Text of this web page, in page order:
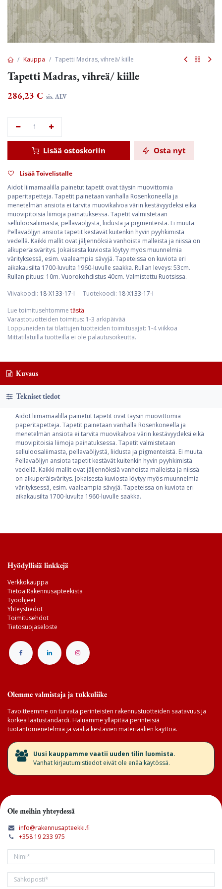
Kauppa Tapetti Madras, vihreä/ kiille
Tapetti Madras, vihreä/ kiille
286,23 € sis. ALV
Lisää ostoskoriin Osta nyt
Lisää Toivelistalle
Aidot liimamaalilla painetut tapetit ovat täysin muovittomia
paperitapetteja. Tapetit painetaan vanhalla Rosenkoneella ja
menetelmän ansiota ei tarvita muovikalvoa värin kestävyydeksi eikä
muovipitoisia liimoja painatuksessa. Tapetit valmistetaan
selluloosaliimasta, pellavaöljystä, liidusta ja pigmenteistä. Ei muuta.
Pellavaöljyn ansiota tapetit kestävät kuitenkin hyvin pyyhkimistä
vedellä. Kaikki mallit ovat jäljennöksiä vanhoista malleista ja niissä on
alkuperäisväritys. Jokaisesta kuviosta löytyy myös muunnelmia
värityksessä, esim. vaaleampia sävyjä. Tapeteissa on kuviota eri
aikakausilta 1700-luvulta 1960-luvulle saakka. Rullan leveys: 53cm.
Rullan pituus: 10m. Vuorokohdistus 40cm. Valmistettu Ruotsissa.
Viivakoodi: 18-X133-17-I Tuotekoodi: 18-X133-17-I
Lue toimitusehtomme tästä
Varastotuotteiden toimitus: 1-3 arkipäivää
Loppuneiden tai tilattujen tuotteiden toimitusajat: 1-4 viikkoa
Mittatilatuilla tuotteilla ei ole palautusoikeutta.
Kuvaus
Tekniset tiedot
Aidot liimamaalilla painetut tapetit ovat täysin muovittomia
paperitapetteja. Tapetit painetaan vanhalla Rosenkoneella ja
menetelmän ansiota ei tarvita muovikalvoa värin kestävyydeksi eikä
muovipitoisia liimoja painatuksessa. Tapetit valmistetaan
selluloosaliimasta, pellavaöljystä, liidusta ja pigmenteistä. Ei muuta.
Pellavaöljyn ansiota tapetit kestävät kuitenkin hyvin pyyhkimistä
vedellä. Kaikki mallit ovat jäljennöksiä vanhoista malleista ja niissä
on alkuperäisväritys. Jokaisesta kuviosta löytyy myös muunnelmia
värityksessä, esim. vaaleampia sävyjä. Tapeteissa on kuviota eri
aikakausilta 1700-luvulta 1960-luvulle saakka.
Hyödyllisiä linkkejä
Verkkokauppa
Tietoa Rakennusapteekista
Työohjeet
Yhteystiedot
Toimitusehdot
Tietosuojaseloste
Olemme valmistaja ja tukkuliike
Tavoitteemme on turvata perinteisten rakennustuotteiden saatavuus ja
korkea laatustandardi. Haluamme ylläpitää perinteisiä
tuotantomenetelmiä ja vaalia kestävien materiaalien käyttöä.
​Uusi kauppamme vaatii uuden tilin luomista.
Vanhat kirjautumistiedot eivät ole enää käytössä.
Ole meihin yhteydessä
info@rakennusapteekki.fi
+358 19 233 975